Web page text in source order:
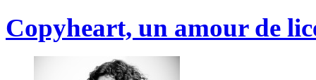
Copyheart, un amour de